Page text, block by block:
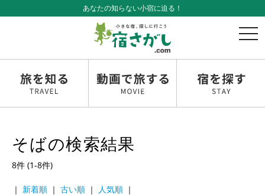
あなたの知らない小宿に迫る！
t
g
l
n
そばの検索結果
8件 (1-8件)
｜ ｜ ｜ ｜